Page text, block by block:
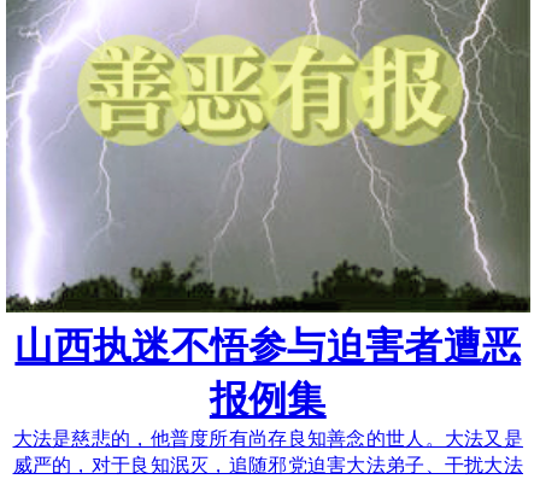
山西执迷不悟参与迫害者遭恶
报例集
大法是慈悲的，他普度所有尚存良知善念的世人。大法又是
威严的，对于良知泯灭，追随邪党迫害大法弟子、干扰大法